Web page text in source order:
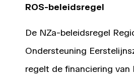
ROS-beleidsregel
De NZa-beleidsregel
Ondersteuning
regelt de financiering van